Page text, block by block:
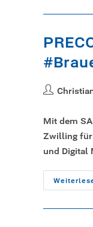
Mit dem
Zwilling für
und Digital